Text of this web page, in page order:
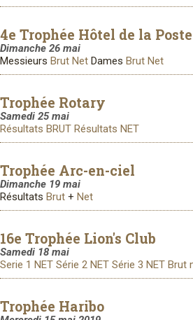
4e Trophée Hôtel de la
Dimanche 26 mai
Messieurs Brut Net Dames Brut Net
Trophée Rotary
Samedi 25 mai
Résultats BRUT Résultats NET
Trophée Arc-en-ciel
Dimanche 19 mai
Résultats Brut + Net
16e Trophée Lion's Club
Samedi 18 mai
Serie 1 NET Série 2 NET Série 3 NET Brut
Trophée Haribo